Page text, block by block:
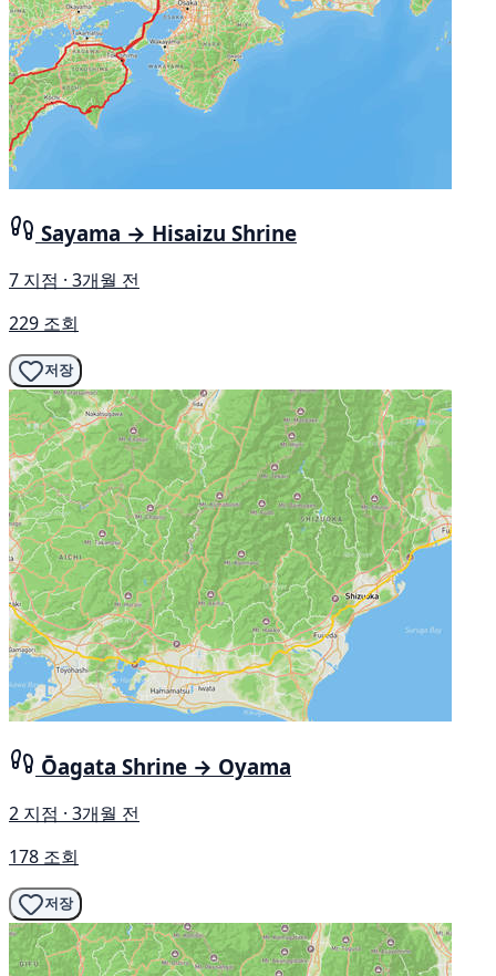
Sayama → Hisaizu Shrine
7 지점 · 3개월 전
229 조회
저장
Ōagata Shrine → Oyama
2 지점 · 3개월 전
178 조회
저장